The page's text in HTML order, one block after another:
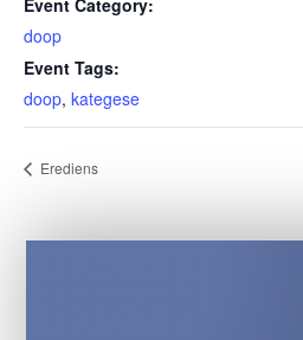
Event Category:
doop
Event Tags:
doop, kategese
Erediens